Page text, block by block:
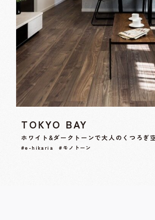
TOKYO BAY
ホワイト&ダークトーンで大人のくつろぎ
#e-hikaria #モノトーン